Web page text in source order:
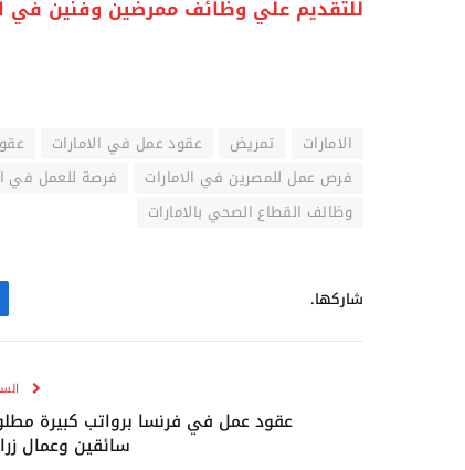
للتقديم علي وظائف ممرضين وفنين في
الامارات تمريض عقود عمل في الامارات
فرص عمل للمصرين في الامارات
فرصة للعمل في
وظائف القطاع الصحي بالامارات
شاركها.
عقود عمل في فرنسا برواتب كبيرة
سائقين وعمال